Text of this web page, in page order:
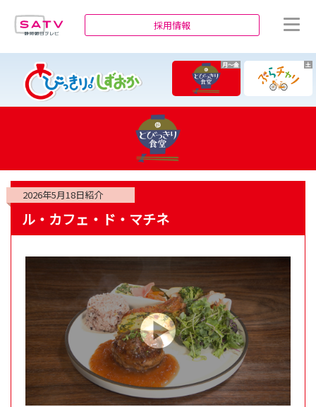
採用情報
月～金 土
2026年5月18日紹介
ル・カフェ・ド・マチネ